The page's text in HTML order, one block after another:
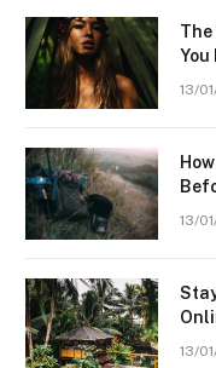
The
You
13/
13/
13/